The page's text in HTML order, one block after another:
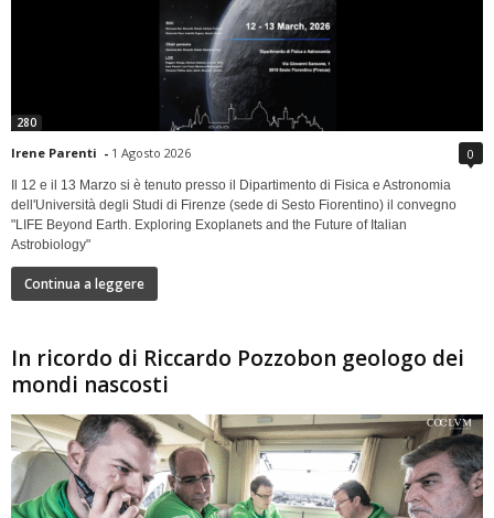
280
Irene Parenti - 1 Agosto 2026 0
Il 12 e il 13 Marzo si è tenuto presso il Dipartimento di Fisica e Astronomia
dell'Università degli Studi di Firenze (sede di Sesto Fiorentino) il convegno
"LIFE Beyond Earth. Exploring Exoplanets and the Future of Italian
Astrobiology"
Continua a leggere
In ricordo di Riccardo Pozzobon geologo dei
mondi nascosti